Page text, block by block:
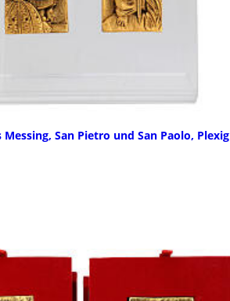
San Pietro und San Paolo,